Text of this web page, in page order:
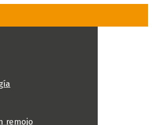
remojo